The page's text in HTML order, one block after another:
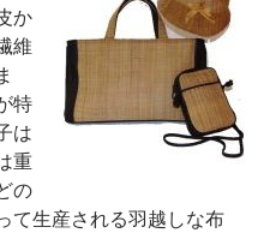
か
維
特
は
重
の
て生産される羽越しな布